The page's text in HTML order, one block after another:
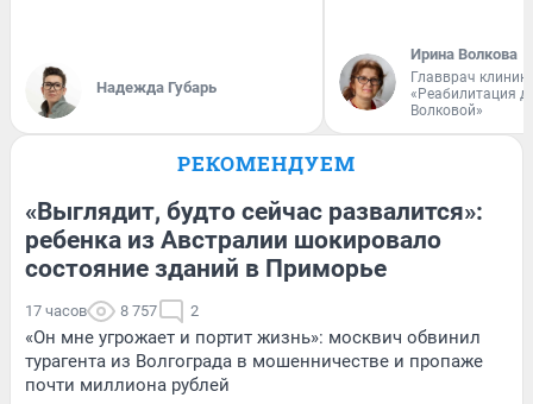
Надежда Губарь
Ирина Волкова
Главврач
«Реабилитация
Волковой»
РЕКОМЕНДУЕМ
«Выглядит, будто сейчас развалится»:
ребенка из Австралии шокировало
состояние зданий в Приморье
17 часов 8 757 2
«Он мне угрожает и портит жизнь»: москвич обвинил
турагента из Волгограда в мошенничестве и пропаже
почти миллиона рублей